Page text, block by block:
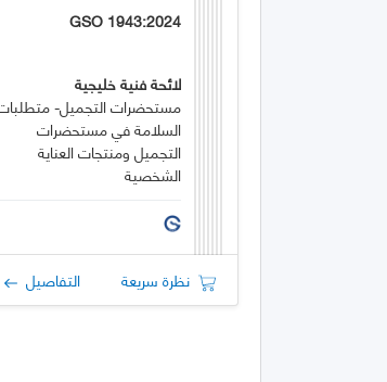
GSO 1943:2024
لائحة فنية خليجية
مستحضرات التجميل-
السلامة في مستحضرات
التجميل ومنتجات العناية
الشخصية
نظرة سريعة التفاصيل